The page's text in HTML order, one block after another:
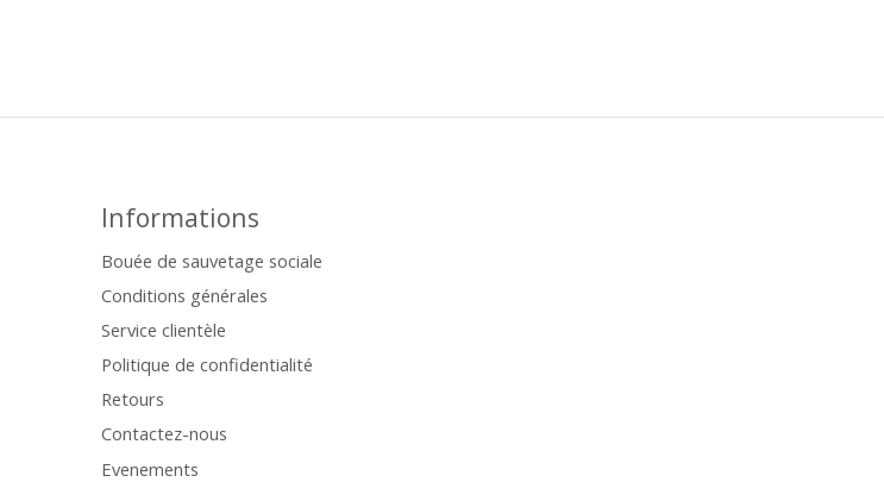
Informations
Bouée de sauvetage sociale
Conditions générales
Service clientèle
Politique de confidentialité
Retours
Contactez-nous
Evenements